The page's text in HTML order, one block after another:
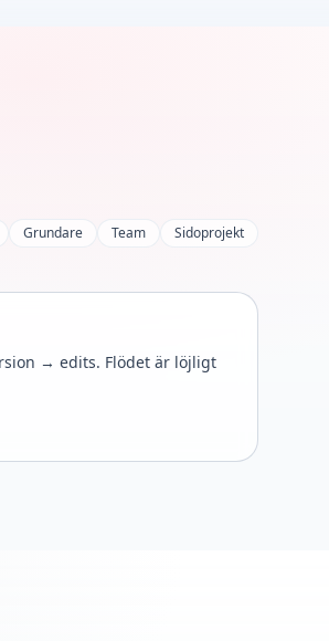
Grundare Team Sidoprojekt
→ edits. Flödet är löjligt